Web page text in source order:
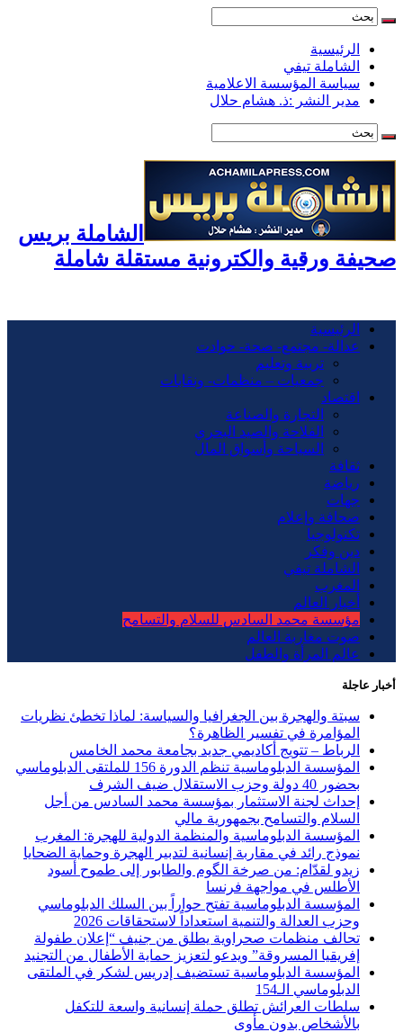
الرئيسية
الشاملة تيفي
سياسة المؤسسة الاعلامية
مدير النشر :ذ. هشام حلال
الشاملة بريس
صحيفة ورقية والكترونية مستقلة شاملة
الرئيسية
عدالة- مجتمع- صحة- حوادت
تربية وتعليم
جمعيات – منظمات- ونقابات
اقتصاد
التجارة والصناعة
الفلاحة والصيد البحري
السياحة وأسواق المال
ثقافة
رياضة
جهات
صحافة وإعلام
تكنولوجيا
دين وفكر
الشاملة تيفي
المغرب
أخبار العالم
مؤسسة محمد السادس للسلام والتسامح
صوت مغاربة العالم
عالم المرأة والطفل
أخبار عاجلة
سبتة والهجرة بين الجغرافيا والسياسة: لماذا تخطئ نظريات
المؤامرة في تفسير الظاهرة؟
الرباط – تتويج أكاديمي جديد بجامعة محمد الخامس
المؤسسة الدبلوماسية تنظم الدورة 156 للملتقى الدبلوماسي
بحضور 40 دولة وحزب الاستقلال ضيف الشرف
إحداث لجنة الاستثمار بمؤسسة محمد السادس من أجل
السلام والتسامح بجمهورية مالي
المؤسسة الدبلوماسية والمنظمة الدولية للهجرة: المغرب
نموذج رائد في مقاربة إنسانية لتدبير الهجرة وحماية الضحايا
زيدو لقدّام: من صرخة الگوم والطابور إلى طموح أسود
الأطلس في مواجهة فرنسا
المؤسسة الدبلوماسية تفتح حواراً بين السلك الدبلوماسي
وحزب العدالة والتنمية استعداداً لاستحقاقات 2026
تحالف منظمات صحراوية يطلق من جنيف “إعلان طفولة
إفريقيا المسروقة” ويدعو لتعزيز حماية الأطفال من التجنيد
المؤسسة الدبلوماسية تستضيف إدريس لشكر في الملتقى
الدبلوماسي الـ154
سلطات العرائش تطلق حملة إنسانية واسعة للتكفل
بالأشخاص بدون مأوى